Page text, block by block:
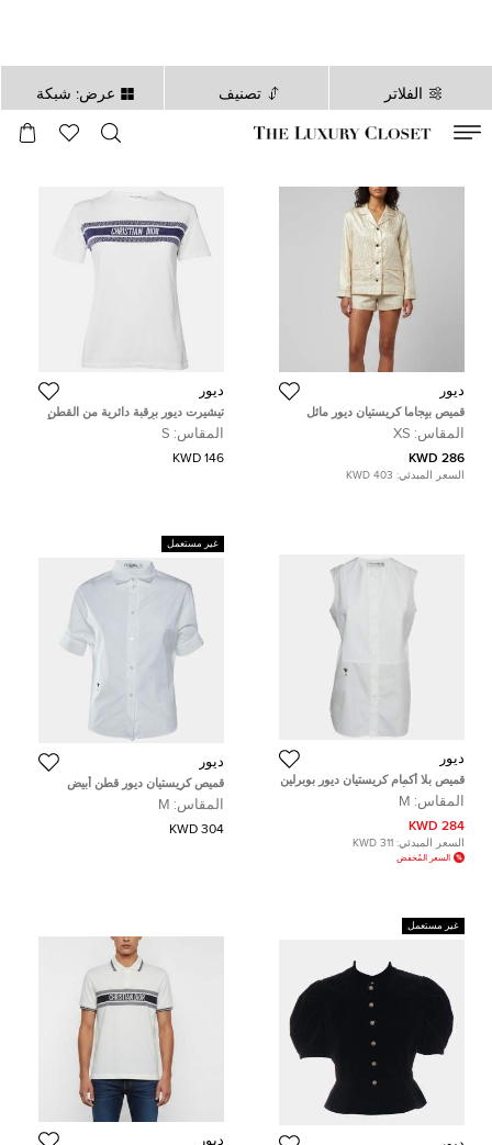
الفلاتر تصنيف عرض: شبكة
ثانية
ديور
قميص بيجاما كريستيان ديور مائل
للذهبي/أبيض معدني جاكار مقاس
صغير جداً
المقاس: XS
286 KWD
السعر المبدئي: 403 KWD
ديور
تيشيرت ديور برقبة دائرية من القطن
بتفاصيل شعار أبيض مقاس صغير جداً
المقاس: S
146 KWD
ديور
قميص بلا أكمام كريستيان ديور بوبرلين
بتطريز نحل أبيض مقاس متوسط
المقاس: M
284 KWD
السعر المبدئي: 311 KWD
السعر المُخفض
غير مستعمل
ديور
قميص كريستيان ديور قطن أبيض
بتفاصيل أزرار ديور ترايباليس مقاس
متوسط
المقاس: M
304 KWD
غير مستعمل
ديور